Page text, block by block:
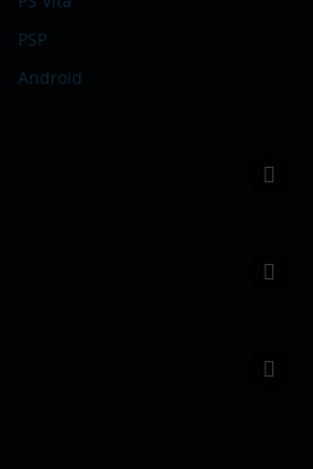
PSP
Android